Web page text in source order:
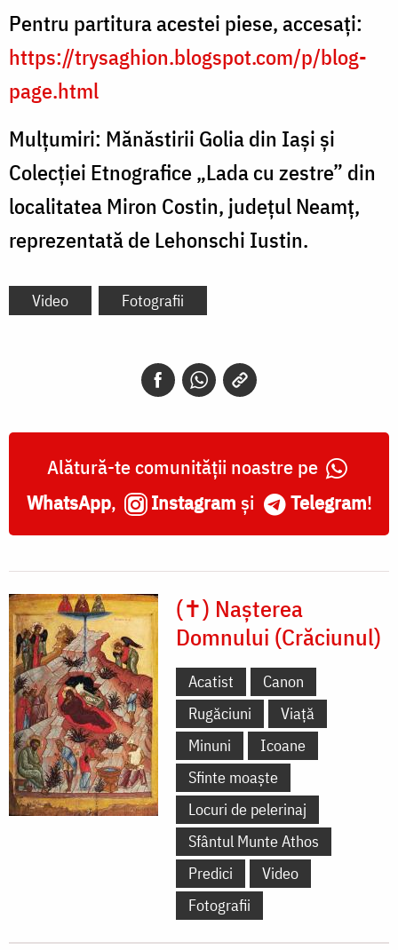
Pentru partitura acestei piese, accesați:
https://trysaghion.blogspot.com/p/blog-
page.html
Mulțumiri: Mănăstirii Golia din Iași și
Colecției Etnografice „Lada cu zestre” din
localitatea Miron Costin, județul Neamț,
reprezentată de Lehonschi Iustin.
Video Fotografii
Alătură-te comunității noastre pe
WhatsApp, Instagram și Telegram!
(✝) Nașterea
Domnului (Crăciunul)
Acatist
Canon
Rugăciuni
Viață
Minuni
Icoane
Sfinte moaște
Locuri de pelerinaj
Sfântul Munte Athos
Predici
Video
Fotografii